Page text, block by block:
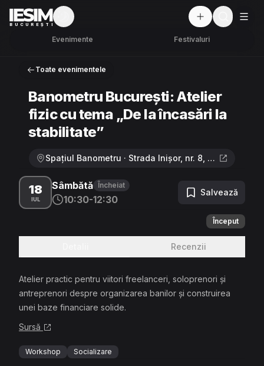
BUCUREȘTI Mod întunecat
Evenimente Festivaluri
Toate evenimentele
Banometru București: Atelier
fizic cu tema „De la încasări la
stabilitate”
Spațiul Banometru · Strada Inișor, nr. 8, sector 2, București
18
IUL
Sâmbătă Încheiat
10:30-12:30
Salvează
Început
Recenzii
Atelier practic pentru viitori freelanceri, soloprenori și
antreprenori despre organizarea banilor și construirea
unei baze financiare solide.
Sursă
Workshop Socializare